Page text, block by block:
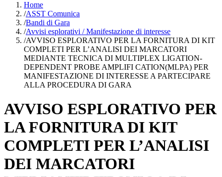
Home
/ASST Comunica
/Bandi di Gara
/Avvisi esplorativi / Manifestazione di interesse
/AVVISO ESPLORATIVO PER LA FORNITURA DI KIT
COMPLETI PER L’ANALISI DEI MARCATORI
MEDIANTE TECNICA DI MULTIPLEX LIGATION-
DEPENDENT PROBE AMPLIFI CATION(MLPA) PER
MANIFESTAZIONE DI INTERESSE A PARTECIPARE
ALLA PROCEDURA DI GARA
AVVISO ESPLORATIVO PER
LA FORNITURA DI KIT
COMPLETI PER L’ANALISI
DEI MARCATORI